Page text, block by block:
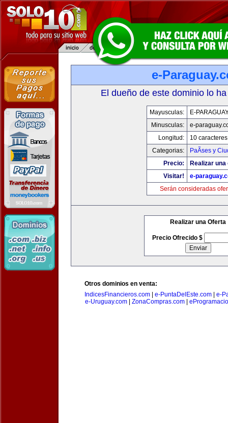
e-
El dueño de este dominio lo
Mayusculas:
E-
Minusculas:
e-
Longitud:
10 caracteres
Categorias:
PaÃ­ses y
Precio:
Realizar
Visitar!
e-
Serán consideradas
Realizar una Oferta
Precio Ofrecido $
Otros dominios en venta:
IndicesFinancieros.com
e-PuntaDelEste.com
e-
e-Uruguay.com
ZonaCompras.com